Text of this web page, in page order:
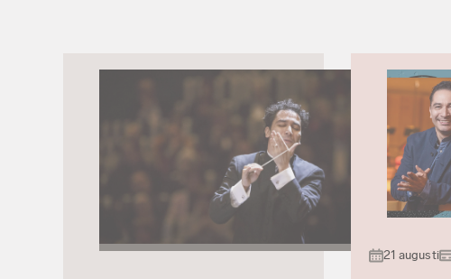
21 augusti